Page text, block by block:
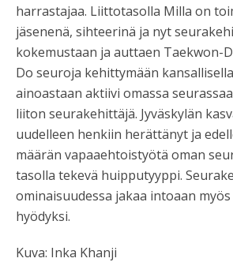
harrastajaa. Liittotasolla Milla on
jäsenenä, sihteerinä ja nyt
kokemustaan ja auttaen Taekwon-
Do seuroja kehittymään
ainoastaan aktiivi omassa
liiton seurakehittäjä. Jyväskylän
uudelleen henkiin herättänyt ja
määrän vapaaehtoistyötä oman
tasolla tekevä huipputyyppi.
ominaisuudessa jakaa intoaan
hyödyksi.
Kuva: Inka Khanji